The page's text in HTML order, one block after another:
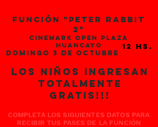
FUNCIÓN "PETER RABbIT
2"
cinemark open plaza
huancayo
domingo 3 de octubre
LOS niños ingresan
TOTALMENTE
gratis!!!
COMPLETA LOS SIGUIENTES DATOS PARA
RECIBIR TUS PASES DE LA FUNCIÓN